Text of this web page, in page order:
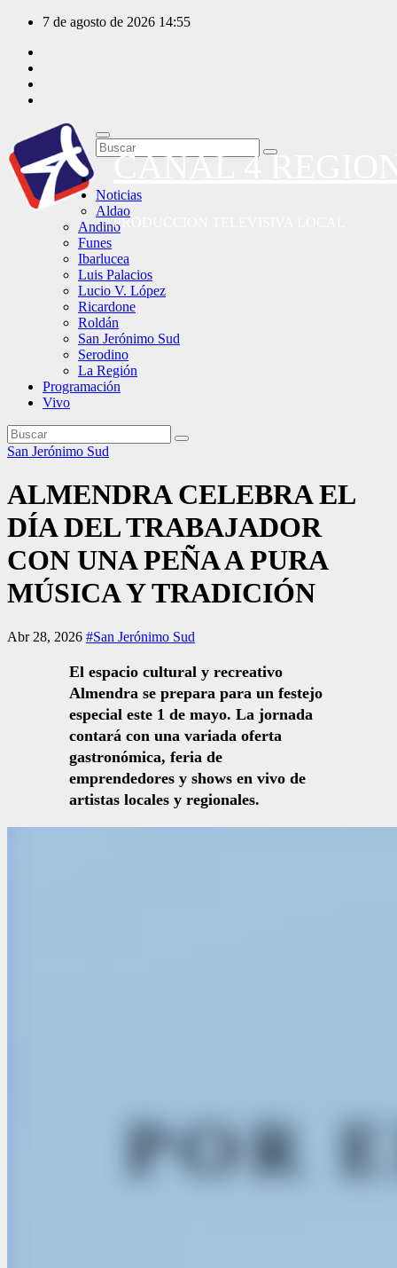
Saltar
contenido
7 de agosto de 2026 14:55
CANAL 4
PRODUCCION TELEVISIVA LOCAL
Noticias
Aldao
Andino
Funes
Ibarlucea
Luis Palacios
Lucio V. López
Ricardone
Roldán
San Jerónimo Sud
Serodino
La Región
Programación
Vivo
San Jerónimo Sud
ALMENDRA CELEBRA EL
DÍA DEL TRABAJADOR
CON UNA PEÑA A PURA
MÚSICA Y TRADICIÓN
Abr 28, 2026 #San Jerónimo Sud
El espacio cultural y recreativo
Almendra se prepara para un festejo
especial este 1 de mayo. La jornada
contará con una variada oferta
gastronómica, feria de
emprendedores y shows en vivo de
artistas locales y regionales.